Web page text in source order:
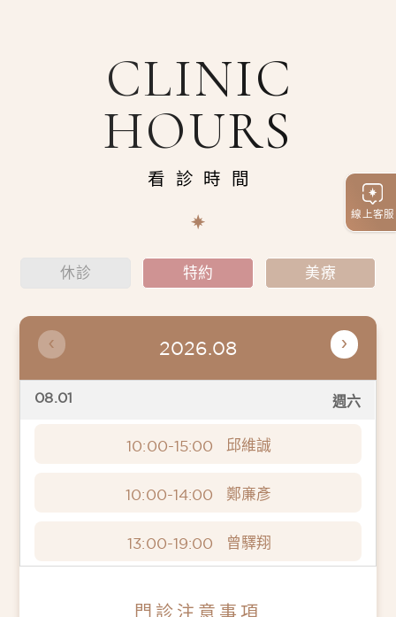
線上客服
CLINIC
HOURS
看診時間
休診 特約 美療
2026.08
08.01 週六
10:00-15:00 邱維誠
10:00-14:00 鄭亷彥
13:00-19:00 曾驛翔